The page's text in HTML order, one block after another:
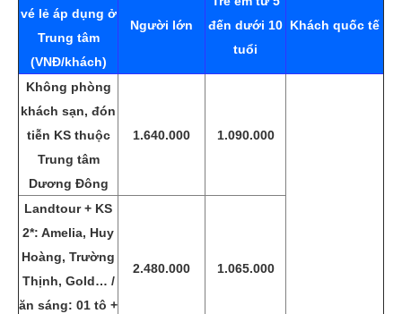
vé lẻ áp dụng ở
Trung tâm
(VNĐ/khách)
Người lớn
đến dưới 10
tuổi
Khách quốc tế
Không phòng
khách sạn, đón
tiễn KS thuộc
Trung tâm
Dương Đông
1.640.000 1.090.000
Landtour + KS
2*: Amelia, Huy
Hoàng, Trường
Thịnh, Gold… /
ăn sáng: 01 tô +
2.480.000 1.065.000